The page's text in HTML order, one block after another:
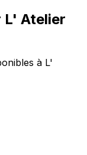
L' Atelier
à L'